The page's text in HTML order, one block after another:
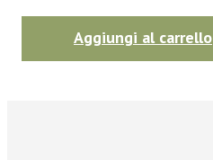
Aggiungi al carrello